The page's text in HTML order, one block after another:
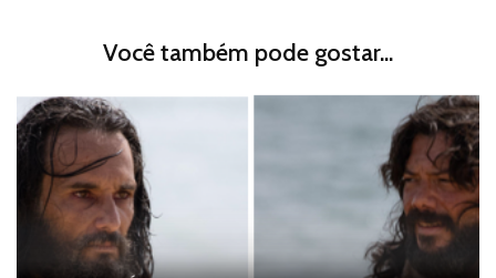
Você também pode gostar...